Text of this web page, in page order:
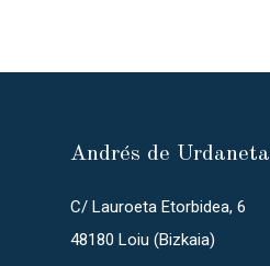
Andrés de Urdaneta
C/ Lauroeta Etorbidea, 6
48180 Loiu (Bizkaia)